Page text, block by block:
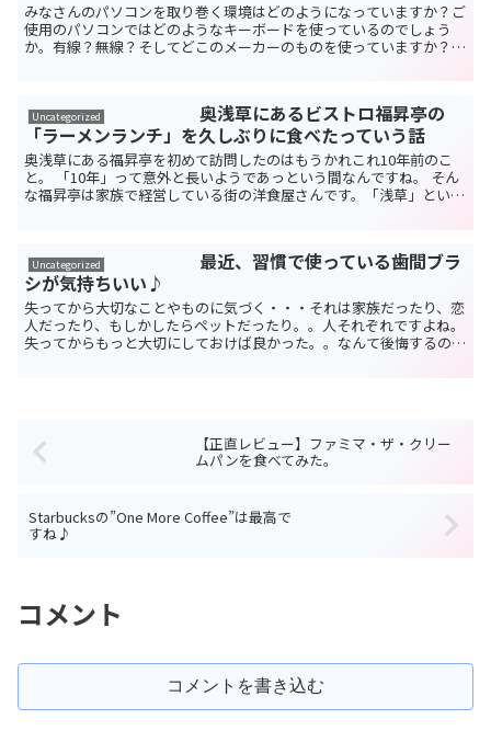
みなさんのパソコンを取り巻く環境はどのようになっていますか？ご
使用のパソコンではどのようなキーボードを使っているのでしょう
か。有線？無線？そしてどこのメーカーのものを使っていますか？
Uncategorized
奥浅草にあるビストロ福昇亭の
「ラーメンランチ」を久しぶりに食べたっていう話
奥浅草にある福昇亭を初めて訪問したのはもうかれこれ10年前のこ
と。 「10年」って意外と長いようであっという間なんですね。 そん
な福昇亭は家族で経営している街の洋食屋さんです。「浅草」という
Uncategorized
最近、習慣で使っている歯間ブラ
シが気持ちいい♪
失ってから大切なことやものに気づく・・・それは家族だったり、恋
人だったり、もしかしたらペットだったり。。人それぞれですよね。
失ってからもっと大切にしておけば良かった。。なんて後悔するのは
【正直レビュー】ファミマ・ザ・クリー
ムパンを食べてみた。
Starbucksの”One More Coffee”は最高で
すね♪
コメント
コメントを書き込む